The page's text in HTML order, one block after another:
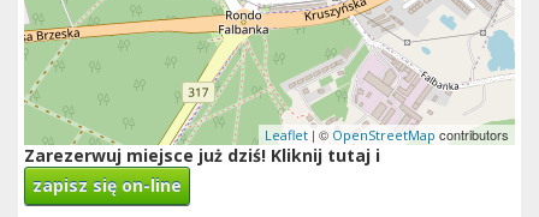
Leaflet | © OpenStreetMap contributors
Zarezerwuj miejsce już dziś! Kliknij tutaj i
zapisz się on-line